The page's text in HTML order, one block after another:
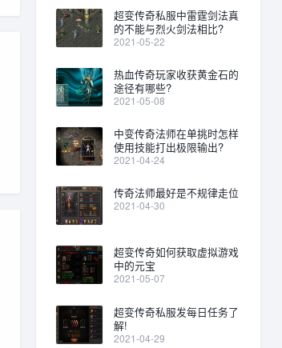
超变传奇私服中雷霆剑法真
的不能与烈火剑法相比?
2021-05-22
热血传奇玩家收获黄金石的
途径有哪些?
2021-05-08
中变传奇法师在单挑时怎样
使用技能打出极限输出?
2021-04-24
传奇法师最好是不规律走位
2021-04-30
超变传奇如何获取虚拟游戏
中的元宝
2021-05-07
超变传奇私服发每日任务了
解!
2021-04-29